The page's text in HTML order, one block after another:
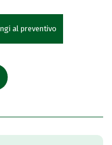
al preventivo